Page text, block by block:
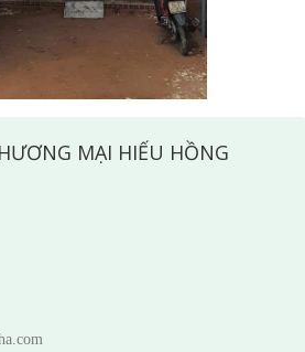
MẠI HIẾU HỒNG